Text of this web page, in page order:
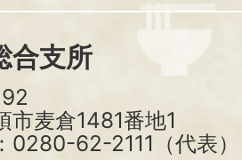
合支所
市麦倉1481番地1
0280-62-2111（代表）